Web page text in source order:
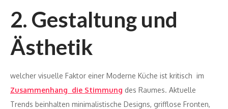
2. Gestaltung und
Ästhetik
welcher visuelle Faktor einer Moderne Küche ist kritisch im
Zusammenhang die Stimmung des Raumes. Aktuelle
Trends beinhalten minimalistische Designs, grifflose Fronten,